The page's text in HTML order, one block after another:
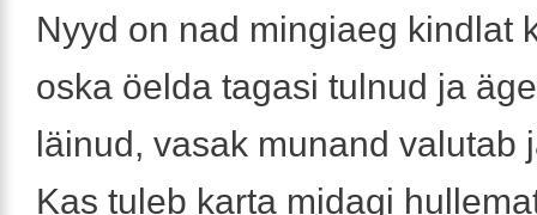
Nyyd on nad mingiaeg kindlat
oska öelda tagasi tulnud ja
läinud, vasak munand valutab
Kas tuleb karta midagi